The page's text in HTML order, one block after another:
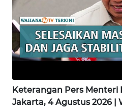
Keterangan Pers Menteri
Jakarta, 4 Agustus 2026 |
MALUT
WN
DAIRI
WN
DANAU
TOBA